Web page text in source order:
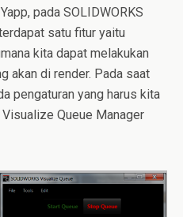
pada SOLIDWORKS
satu fitur yaitu
kita dapat melakukan
akan di render. Pada saat
pengaturan yang harus kita
Queue Manager